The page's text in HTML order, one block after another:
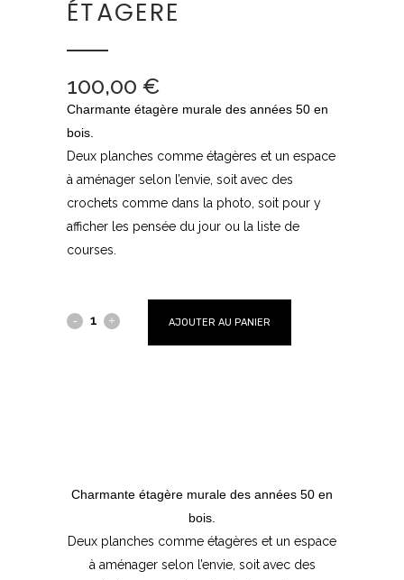
ÉTAGERE
100,00 €
Charmante étagère murale des années 50 en
bois.
Deux planches comme étagères et un espace
à aménager selon l’envie, soit avec des
crochets comme dans la photo, soit pour y
afficher les pensée du jour ou la liste de
courses.
AJOUTER AU PANIER
Charmante étagère murale des années 50 en
bois.
Deux planches comme étagères et un espace
à aménager selon l’envie, soit avec des